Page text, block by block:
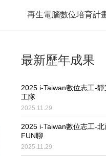
再生電腦數位培育計
最新歷年成果
2025 i-Taiwan數位志工-
工隊
2025.11.29
2025 i-Taiwan數位志工-
FUN聊
2025.11.29